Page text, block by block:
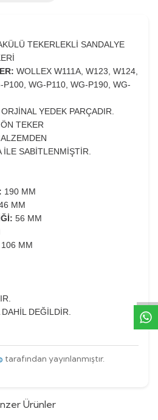
TEKERLEKLİ SANDALYE
WOLLEX W111A, W123, W124,
WG-P110, WG-P190, WG-
ORJİNAL YEDEK PARÇADIR.
TEKER
SABİTLENMİŞTİR.
190 MM
MM
56 MM
106 MM
DEĞİLDİR.
tarafından yayınlanmıştır.
Ürünler